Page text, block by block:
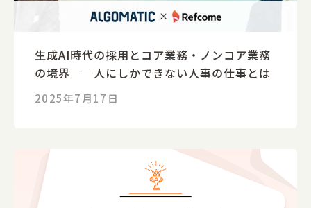
生成AI時代の採用とコア業務・ノンコア業務
の境界──人にしかできない人事の仕事とは
2025年7月17日